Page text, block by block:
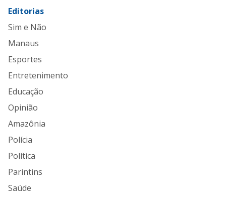
Editorias
Sim e Não
Manaus
Esportes
Entretenimento
Educação
Opinião
Amazônia
Polícia
Política
Parintins
Saúde